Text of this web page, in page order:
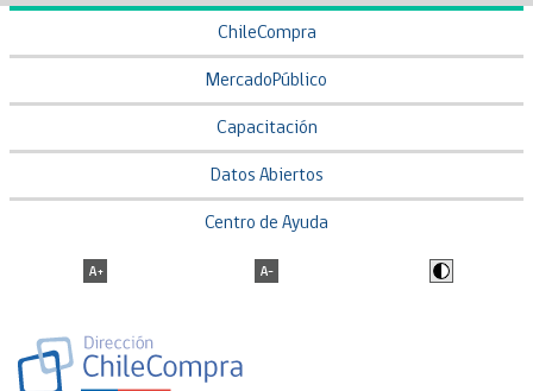
ChileCompra
MercadoPúblico
Capacitación
Datos Abiertos
Centro de Ayuda